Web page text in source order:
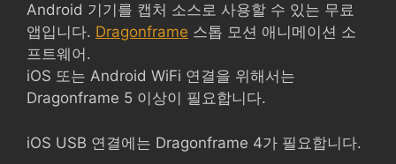
Android 기기를 캡처 소스로 사용할 수 있는 무료
앱입니다. Dragonframe 스톱 모션 애니메이션 소
프트웨어.
iOS 또는 Android WiFi 연결을 위해서는
Dragonframe 5 이상이 필요합니다.
iOS USB 연결에는 Dragonframe 4가 필요합니다.